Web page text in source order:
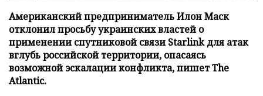
Американский предприниматель Илон Маск
отклонил просьбу украинских властей о
применении спутниковой связи Starlink для атак
вглубь российской территории, опасаясь
возможной эскалации конфликта, пишет The
Atlantic.